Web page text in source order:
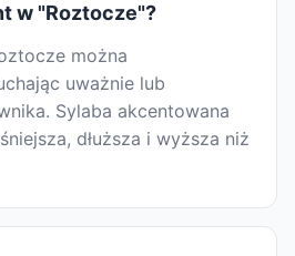
w "Roztocze"?
można
uważnie lub
Sylaba akcentowana
dłuższa i wyższa niż